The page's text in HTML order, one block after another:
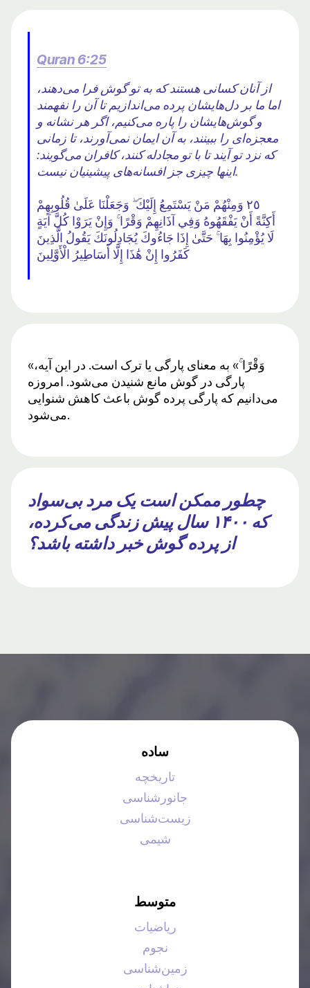
Quran 6:25
از آنان کسانی هستند که به تو گوش فرا می‌دهند،
اما ما بر دل‌هایشان پرده می‌اندازیم تا آن را نفهمند
و گوش‌هایشان را پاره می‌کنیم، اگر هر نشانه و
معجزه‌ای را ببینند، به آن ایمان نمی‌آورند، تا زمانی
که نزد تو آیند تا با تو مجادله کنند، کافران می‌گویند:
اینها چیزی جز افسانه‌های پیشینیان نیست.
٢٥ وَمِنْهُمْ مَنْ يَسْتَمِعُ إِلَيْكَ ۖ وَجَعَلْنَا عَلَىٰ قُلُوبِهِمْ
أَكِنَّةً أَنْ يَفْقَهُوهُ وَفِي آذَانِهِمْ وَقْرًا ۚ وَإِنْ يَرَوْا كُلَّ آيَةٍ
لَا يُؤْمِنُوا بِهَا ۚ حَتَّىٰ إِذَا جَاءُوكَ يُجَادِلُونَكَ يَقُولُ الَّذِينَ
كَفَرُوا إِنْ هَٰذَا إِلَّا أَسَاطِيرُ الْأَوَّلِينَ
«وَقْرًا ۚ» به معنای پارگی یا ترک است. در این آیه،
پارگی در گوش مانع شنیدن می‌شود. امروزه
می‌دانیم که پارگی پرده گوش باعث کاهش شنوایی
می‌شود.
چطور ممکن است یک مرد بی‌سواد
که ۱۴۰۰ سال پیش زندگی می‌کرده،
از پرده گوش خبر داشته باشد؟
ساده
تاریخچه
جانورشناسی
زیست‌شناسی
شیمی
متوسط
ریاضیات
نجوم
زمین‌شناسی